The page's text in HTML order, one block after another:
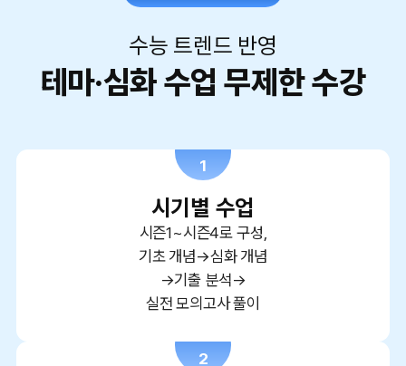
수능 트렌드 반영
테마·심화 수업 무제한 수강
1
시기별 수업
시즌1~시즌4로 구성,
기초 개념→심화 개념
→기출 분석→
실전 모의고사 풀이
2